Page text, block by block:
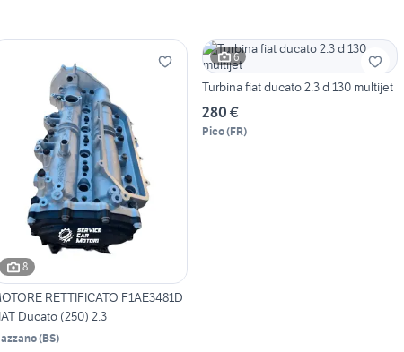
8
RETTIFICATO F1AE3481D
Ducato (250) 2.3
(BS)
6
Turbina fiat ducato 2.3 d 130 multijet
280 €
Pico(FR)